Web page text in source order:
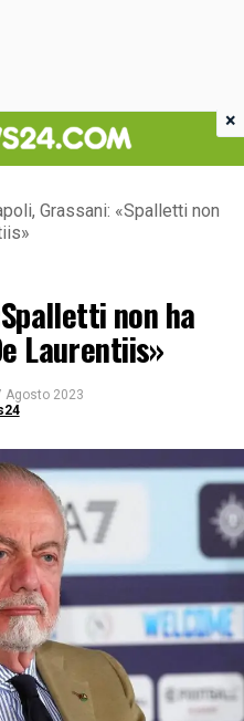
Grassani: «Spalletti non
non ha
Laurentiis»
Agosto 2023
×